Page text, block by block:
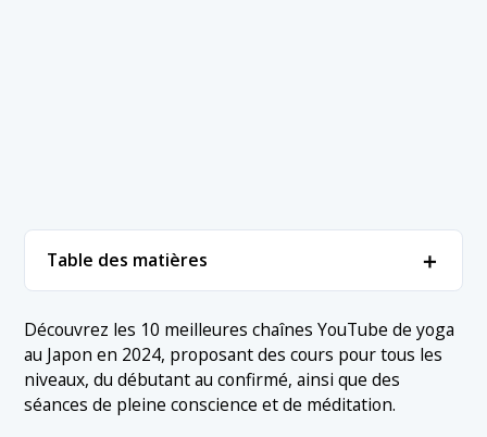
Table des matières ＋
1.1 1. Flux B
1.2 2. Chaîne Noga
2. Conclusion
Découvrez les 10 meilleures chaînes YouTube de yoga
au Japon en 2024, proposant des cours pour tous les
niveaux, du débutant au confirmé, ainsi que des
séances de pleine conscience et de méditation.